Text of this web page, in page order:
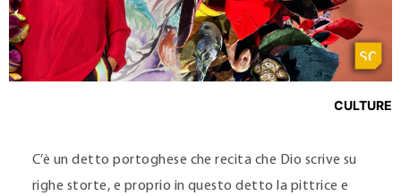
CULTURE
C’è un detto portoghese che recita che Dio scrive su
righe storte, e proprio in questo detto la pittrice e